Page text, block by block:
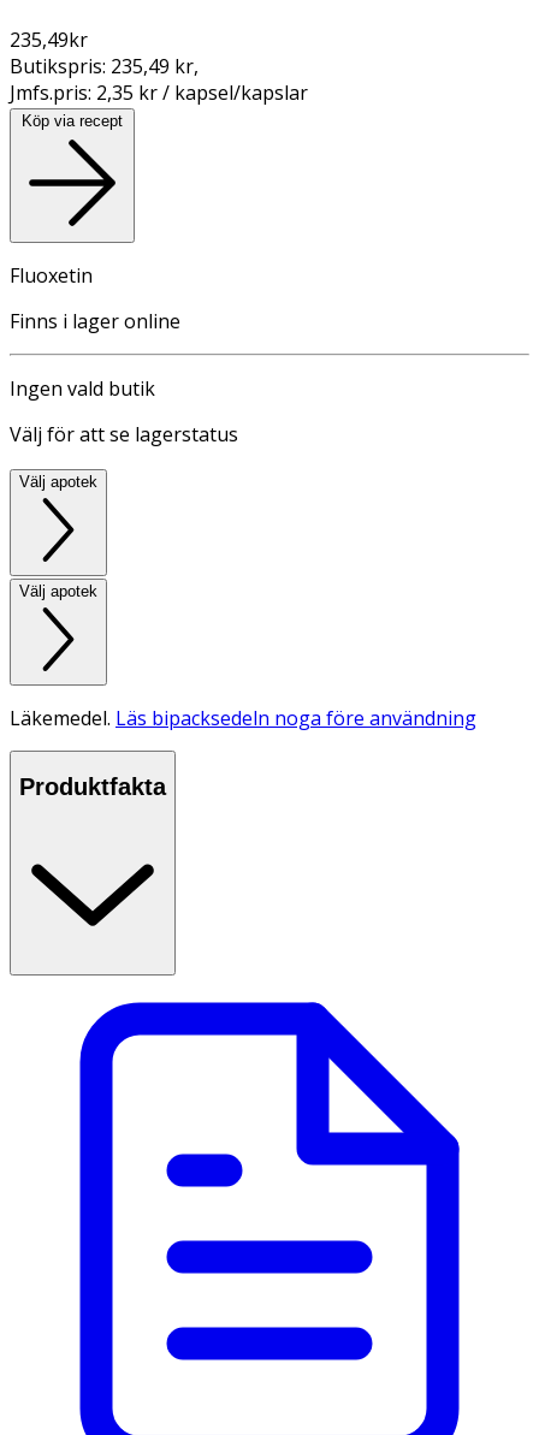
235,49kr
Butikspris: 235,49 kr,
Jmfs.pris: 2,35 kr / kapsel/kapslar
Köp via recept
Fluoxetin
Finns i lager online
Ingen vald butik
Välj för att se lagerstatus
Välj apotek
Välj apotek
Läkemedel. Läs bipacksedeln noga före användning
Produktfakta